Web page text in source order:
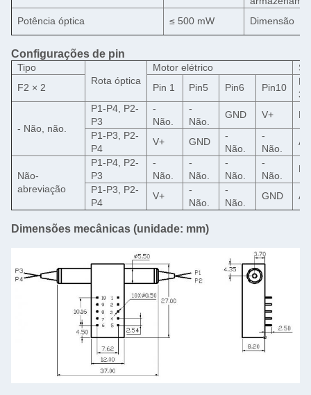
Potência óptica
≤ 500 mW Dimensão
Configurações de pin
Tipo
Rota óptica
Motor elétrico
F2 × 2
Pin 1 Pin5 Pin6 Pin10
3
- Não, não.
P1-P4, P2-
P3
-
Não.
-
Não.
GND V+
P1-P3, P2-
P4
V+ GND
-
Não.
-
Não.
Não-
abreviação
P1-P4, P2-
P3
-
Não.
-
Não.
-
Não.
-
Não.
P1-P3, P2-
P4
V+
-
Não.
-
Não.
GND
Dimensões mecânicas (unidade: mm)